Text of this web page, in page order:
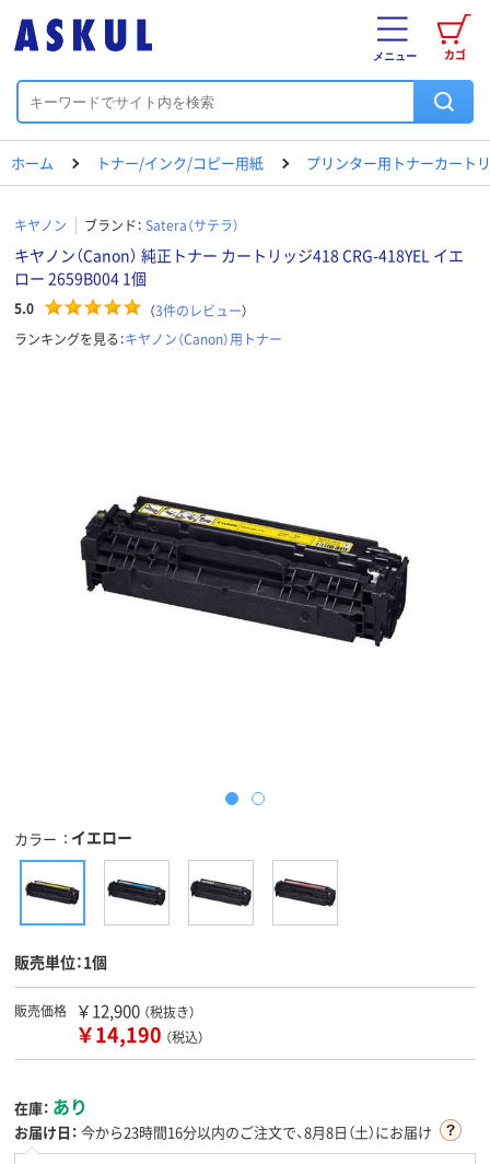
カゴ
メニュー
ホーム トナー/インク/コピー用紙 プリンター用トナーカート
キヤノン ブランド： Satera（サテラ）
キヤノン（Canon） 純正トナー カートリッジ418 CRG-418YEL イエ
ロー 2659B004 1個
5.0 （3件のレビュー）
ランキングを見る：キヤノン（Canon）用トナー
カラー イエロー
販売単位：1個
販売価格 ￥12,900 （税抜き）
￥14,190 （税込）
在庫： あり
お届け日： 今から23時間16分以内のご注文で、8月8日（土）にお届け